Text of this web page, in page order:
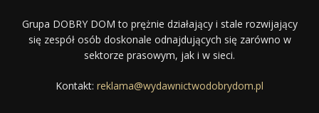
Grupa DOBRY DOM to prężnie działający i stale rozwijający
się zespół osób doskonale odnajdujących się zarówno w
sektorze prasowym, jak i w sieci.
Kontakt: reklama@wydawnictwodobrydom.pl